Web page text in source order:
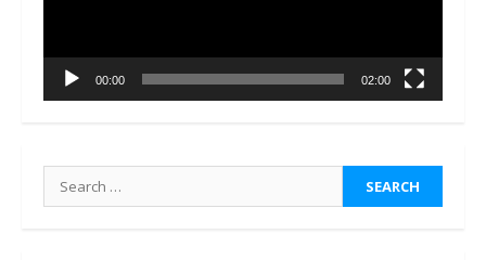
00:00 02:00
Search
for: